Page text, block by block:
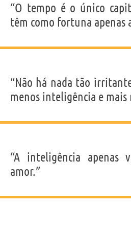
“O tempo é o único
têm como fortuna apenas
“Não há nada tão
menos inteligência e mais
“A inteligência apenas
amor.”